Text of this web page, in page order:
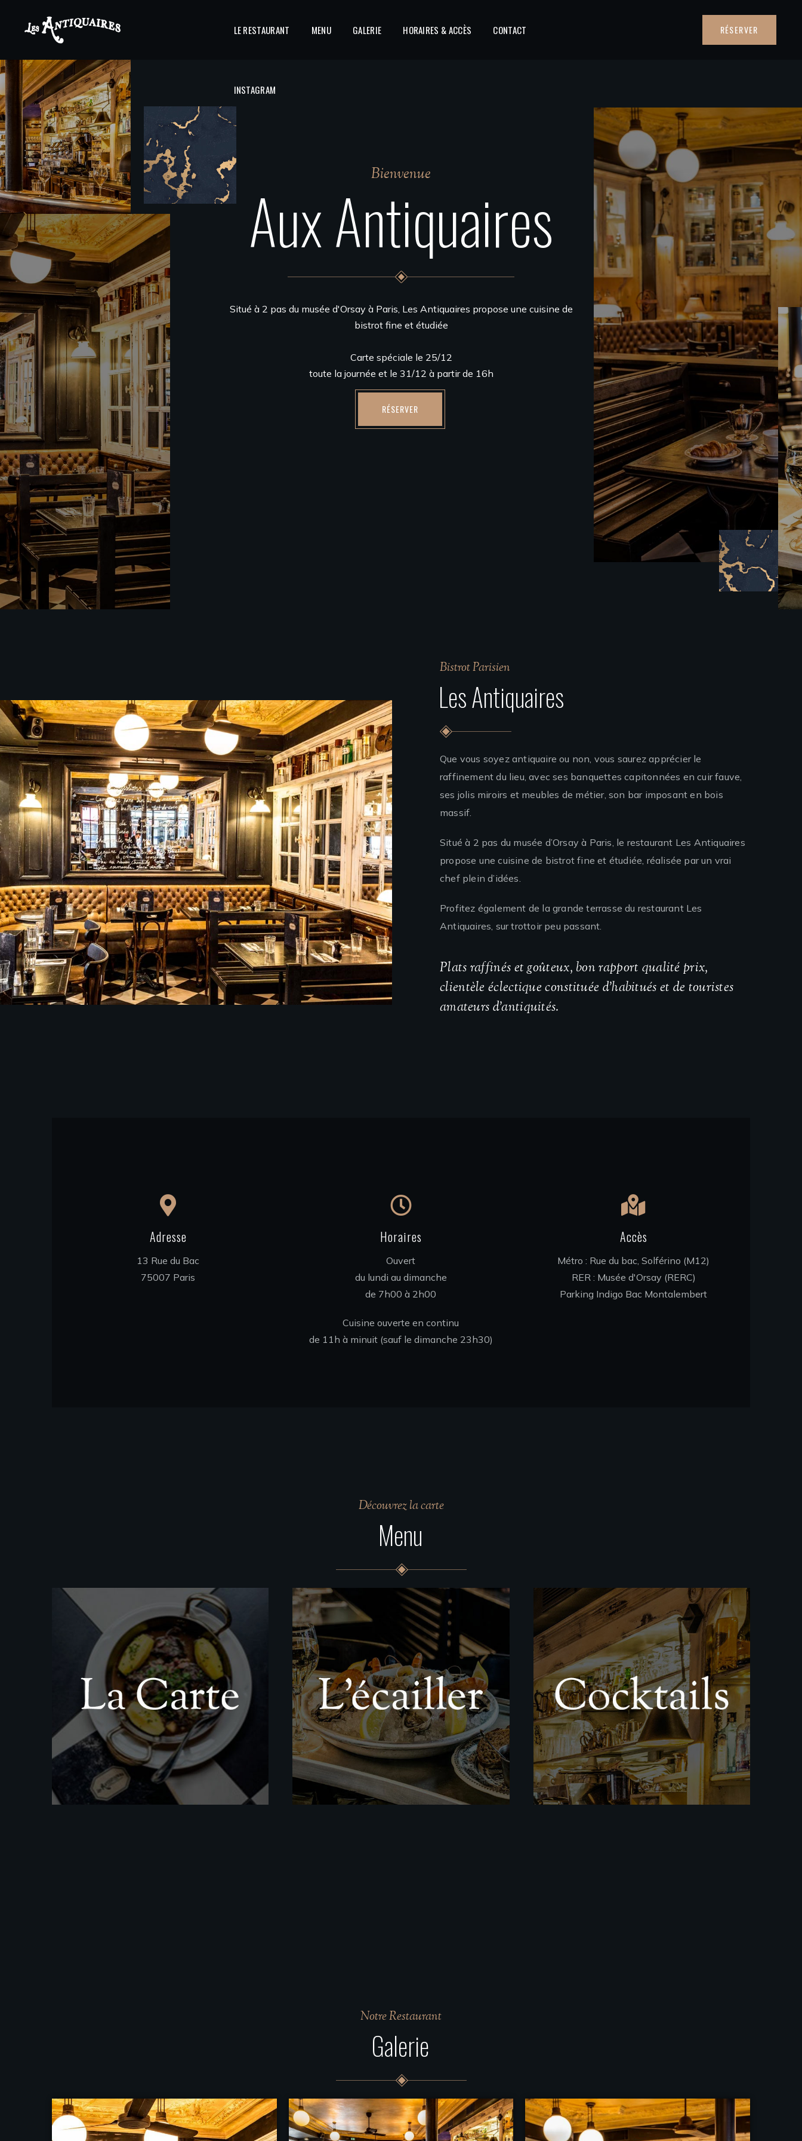
LE RESTAURANT MENU GALERIE HORAIRES & ACCÈS CONTACT
INSTAGRAM
RÉSERVER
INSTAGRAM
Aux Antiquaires
Situé à 2 pas du musée d'Orsay à Paris, Les Antiquaires propose une cuisine de
bistrot fine et étudiée
Carte spéciale le 25/12
toute la journée et le 31/12 à partir de 16h
RÉSERVER
Bienvenue
Bistrot Parisien
Les Antiquaires
Que vous soyez antiquaire ou non, vous saurez apprécier le
raffinement du lieu, avec ses banquettes capitonnées en cuir fauve,
ses jolis miroirs et meubles de métier, son bar imposant en bois
massif.
Situé à 2 pas du musée d’Orsay à Paris, le restaurant Les Antiquaires
propose une cuisine de bistrot fine et étudiée, réalisée par un vrai
chef plein d’idées.
Profitez également de la grande terrasse du restaurant Les
Antiquaires, sur trottoir peu passant.
Plats raffinés et goûteux, bon rapport qualité prix,
clientèle éclectique constituée d’habitués et de touristes
amateurs d’antiquités.
Adresse
13 Rue du Bac
75007 Paris
Horaires
Ouvert
du lundi au dimanche
de 7h00 à 2h00
Cuisine ouverte en continu
de 11h à minuit (sauf le dimanche 23h30)
Accès
Métro : Rue du bac, Solférino (M12)
RER : Musée d'Orsay (RERC)
Parking Indigo Bac Montalembert
Découvrez la carte
Menu
Notre Restaurant
Galerie